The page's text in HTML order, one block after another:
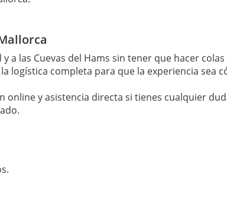
a las Cuevas del Hams sin tener que hacer
logística completa para que la experiencia sea
y asistencia directa si tienes cualquier